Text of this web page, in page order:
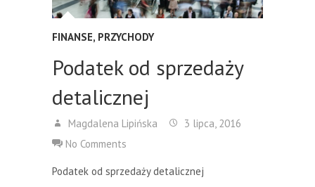
FINANSE, PRZYCHODY
Podatek od sprzedaży
detalicznej
Magdalena Lipińska
3 lipca, 2016
No Comments
Podatek od sprzedaży detalicznej